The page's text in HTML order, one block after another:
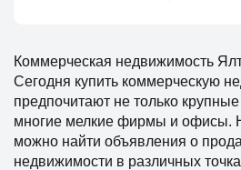
Коммерческая недвижимость
Сегодня купить коммерческую
предпочитают не только
многие мелкие фирмы и офисы.
можно найти объявления о
недвижимости в различных